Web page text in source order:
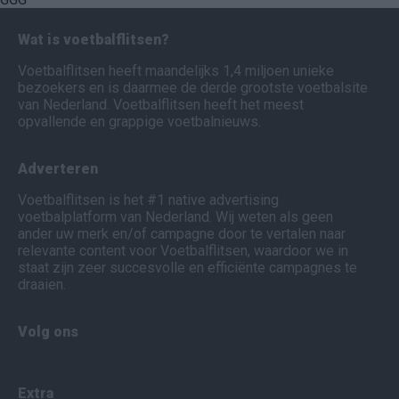
Wat is voetbalflitsen?
Voetbalflitsen heeft maandelijks 1,4 miljoen unieke
bezoekers en is daarmee de derde grootste voetbalsite
van Nederland. Voetbalflitsen heeft het meest
opvallende en grappige voetbalnieuws.
Adverteren
Voetbalflitsen is het #1 native advertising
voetbalplatform van Nederland. Wij weten als geen
ander uw merk en/of campagne door te vertalen naar
relevante content voor Voetbalflitsen, waardoor we in
staat zijn zeer succesvolle en efficiënte campagnes te
draaien.
Volg ons
Extra